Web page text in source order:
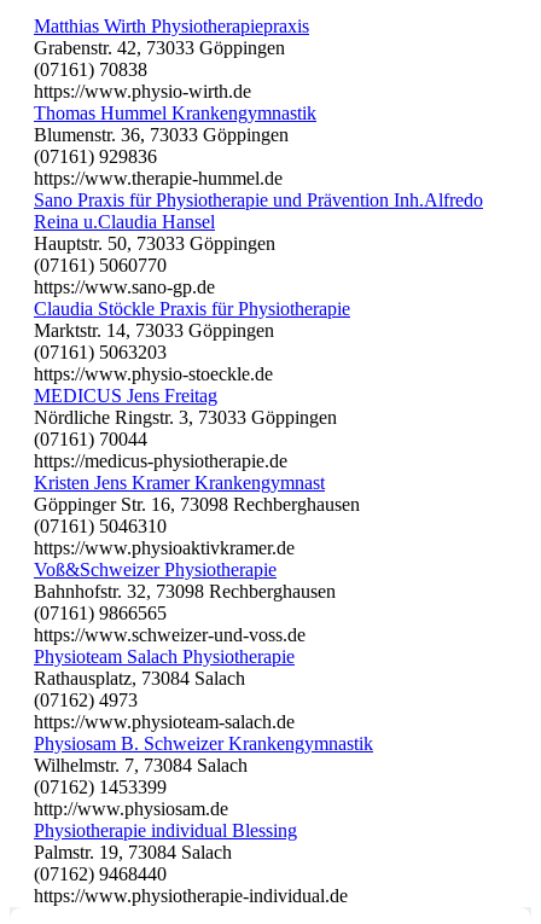
Matthias Wirth Physiotherapiepraxis
Grabenstr. 42, 73033 Göppingen
(07161) 70838
https://www.physio-wirth.de
Thomas Hummel Krankengymnastik
Blumenstr. 36, 73033 Göppingen
(07161) 929836
https://www.therapie-hummel.de
Sano Praxis für Physiotherapie und Prävention Inh.Alfredo
Reina u.Claudia Hansel
Hauptstr. 50, 73033 Göppingen
(07161) 5060770
https://www.sano-gp.de
Claudia Stöckle Praxis für Physiotherapie
Marktstr. 14, 73033 Göppingen
(07161) 5063203
https://www.physio-stoeckle.de
MEDICUS Jens Freitag
Nördliche Ringstr. 3, 73033 Göppingen
(07161) 70044
https://medicus-physiotherapie.de
Kristen Jens Kramer Krankengymnast
Göppinger Str. 16, 73098 Rechberghausen
(07161) 5046310
https://www.physioaktivkramer.de
Voß&Schweizer Physiotherapie
Bahnhofstr. 32, 73098 Rechberghausen
(07161) 9866565
https://www.schweizer-und-voss.de
Physioteam Salach Physiotherapie
Rathausplatz, 73084 Salach
(07162) 4973
https://www.physioteam-salach.de
Physiosam B. Schweizer Krankengymnastik
Wilhelmstr. 7, 73084 Salach
(07162) 1453399
http://www.physiosam.de
Physiotherapie individual Blessing
Palmstr. 19, 73084 Salach
(07162) 9468440
https://www.physiotherapie-individual.de